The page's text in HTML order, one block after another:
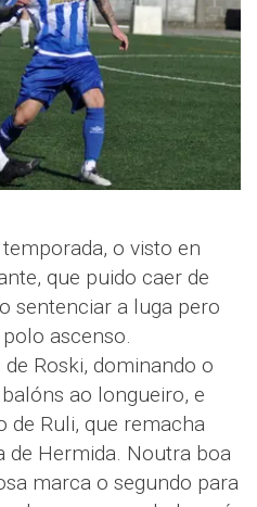
o visto en
que puido caer de
sentenciar a luga pero
ascenso.
Roski, dominando o
ao longueiro, e
de Ruli, que remacha
de Hermida. Noutra boa
marca o segundo para